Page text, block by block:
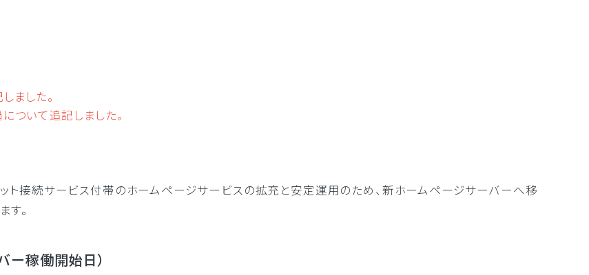
ました。
ついて追記しました。
ット接続サービス付帯のホームページサービスの拡充と安定運用のため、新ホームページサーバーへ移
す。
ー稼働開始日）